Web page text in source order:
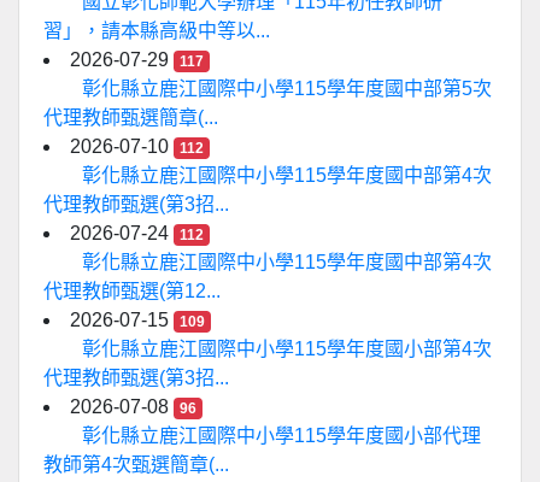
習」，請本縣高級中等以...
2026-07-29
117
彰化縣立鹿江國際中小學115學年度國中部第5次
代理教師甄選簡章(...
2026-07-10
112
彰化縣立鹿江國際中小學115學年度國中部第4次
代理教師甄選(第3招...
2026-07-24
112
彰化縣立鹿江國際中小學115學年度國中部第4次
代理教師甄選(第12...
2026-07-15
109
彰化縣立鹿江國際中小學115學年度國小部第4次
代理教師甄選(第3招...
2026-07-08
96
彰化縣立鹿江國際中小學115學年度國小部代理
教師第4次甄選簡章(...